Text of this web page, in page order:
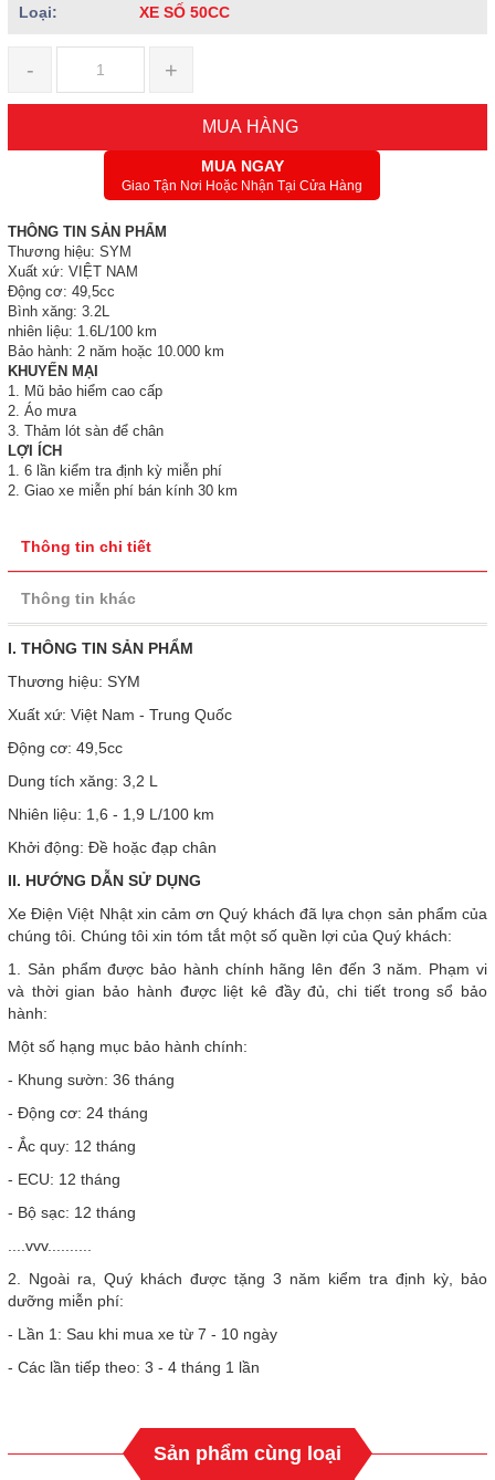
Loại:
XE SỐ 50CC
- +
MUA HÀNG
MUA NGAY
Giao Tận Nơi Hoặc Nhận Tại Cửa Hàng
THÔNG TIN SẢN PHẨM
Thương hiệu: SYM
Xuất xứ: VIỆT NAM
Động cơ: 49,5cc
Bình xăng: 3.2L
nhiên liệu: 1.6L/100 km
Bảo hành: 2 năm hoặc 10.000 km
KHUYẾN MẠI
1. Mũ bảo hiểm cao cấp
2. Áo mưa
3. Thảm lót sàn để chân
LỢI ÍCH
1. 6 lần kiểm tra định kỳ miễn phí
2. Giao xe miễn phí bán kính 30 km
Thông tin chi tiết
Thông tin khác
I. THÔNG TIN SẢN PHẨM
Thương hiệu: SYM
Xuất xứ: Việt Nam - Trung Quốc
Động cơ: 49,5cc
Dung tích xăng: 3,2 L
Nhiên liệu: 1,6 - 1,9 L/100 km
Khởi động: Đề hoặc đạp chân
II. HƯỚNG DẪN SỬ DỤNG
Xe Điện Việt Nhật xin cảm ơn Quý khách đã lựa chọn sản phẩm của
chúng tôi. Chúng tôi xin tóm tắt một số quền lợi của Quý khách:
1. Sản phẩm được bảo hành chính hãng lên đến 3 năm. Phạm vi
và thời gian bảo hành được liệt kê đầy đủ, chi tiết trong sổ bảo
hành:
Một số hạng mục bảo hành chính:
- Khung sườn: 36 tháng
- Động cơ: 24 tháng
- Ắc quy: 12 tháng
- ECU: 12 tháng
- Bộ sạc: 12 tháng
....vvv..........
2. Ngoài ra, Quý khách được tặng 3 năm kiểm tra định kỳ, bảo
dưỡng miễn phí:
- Lần 1: Sau khi mua xe từ 7 - 10 ngày
- Các lần tiếp theo: 3 - 4 tháng 1 lần
Sản phẩm cùng loại